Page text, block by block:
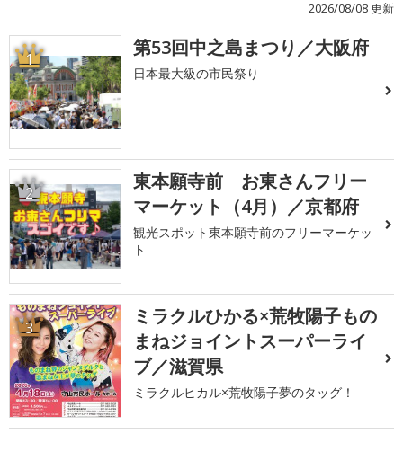
2026/08/08 更新
1 第53回中之島まつり／大阪府
日本最大級の市民祭り
2
東本願寺前 お東さんフリー
マーケット（4月）／京都府
観光スポット東本願寺前のフリーマーケッ
ト
3
ミラクルひかる×荒牧陽子もの
まねジョイントスーパーライ
ブ／滋賀県
ミラクルヒカル×荒牧陽子夢のタッグ！